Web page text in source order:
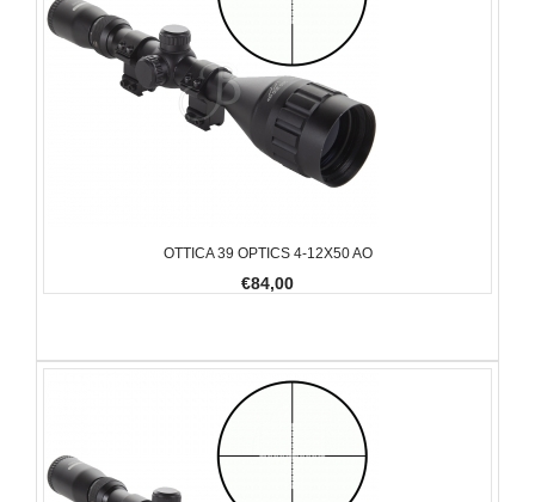
OTTICA 39 OPTICS 4-12X50 AO
€84,00